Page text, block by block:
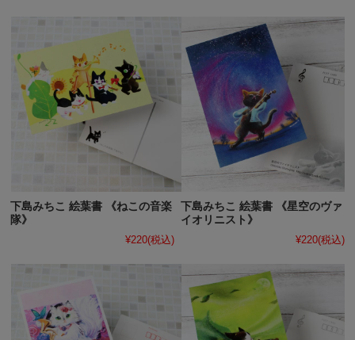
下島みちこ 絵葉書 《ねこの音楽
隊》
¥220(税込)
下島みちこ 絵葉書 《星空のヴァ
イオリニスト》
¥220(税込)